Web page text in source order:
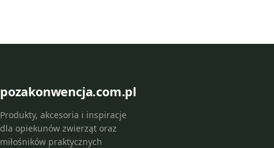
pozakonwencja.com.pl
Produkty, akcesoria i inspiracje
dla opiekunów zwierząt oraz
miłośników praktycznych